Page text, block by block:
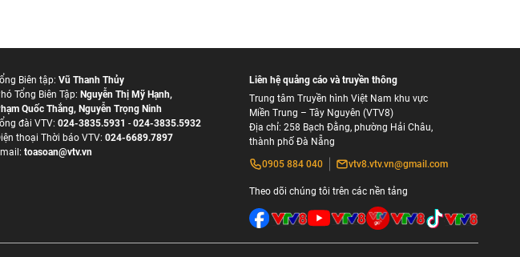
Biên tập: Vũ Thanh Thủy
Tổng Biên Tập: Nguyễn Thị Mỹ Hạnh,
Quốc Thắng, Nguyễn Trọng Ninh
đài VTV: 024-3835.5931 - 024-3835.5932
thoại Thời báo VTV: 024-6689.7897
toasoan@vtv.vn
Liên hệ quảng cáo và truyền thông
Trung tâm Truyền hình Việt Nam khu vực
Miền Trung – Tây Nguyên (VTV8)
Địa chỉ: 258 Bạch Đằng, phường Hải Châu,
thành phố Đà Nẵng
0905 884 040
vtv8.vtv.vn@gmail.com
Theo dõi chúng tôi trên các nền tảng